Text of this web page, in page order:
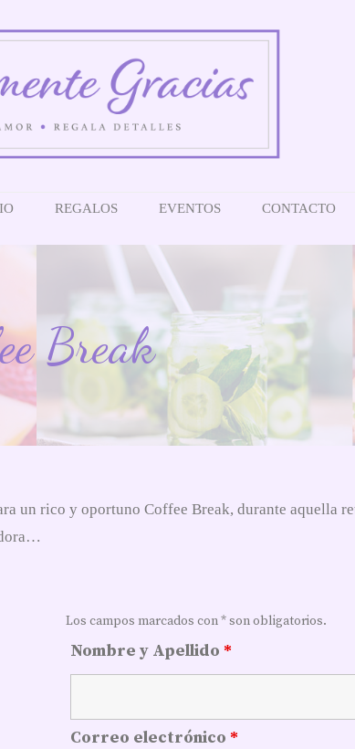
REGALOS EVENTOS CONTACTO
Break
un rico y oportuno Coffee Break, durante aquella
Los campos marcados con * son obligatorios.
Nombre y Apellido *
Correo electrónico *